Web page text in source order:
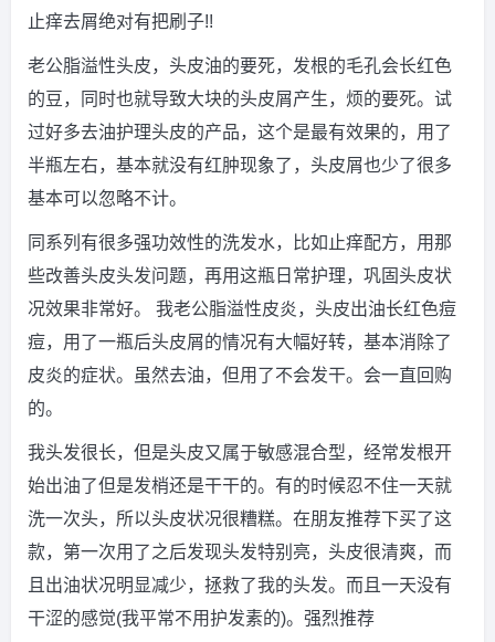
止痒去屑绝对有把刷子!!
老公脂溢性头皮，头皮油的要死，发根的毛孔会长红色
的豆，同时也就导致大块的头皮屑产生，烦的要死。试
过好多去油护理头皮的产品，这个是最有效果的，用了
半瓶左右，基本就没有红肿现象了，头皮屑也少了很多
基本可以忽略不计。
同系列有很多强功效性的洗发水，比如止痒配方，用那
些改善头皮头发问题，再用这瓶日常护理，巩固头皮状
况效果非常好。 我老公脂溢性皮炎，头皮出油长红色痘
痘，用了一瓶后头皮屑的情况有大幅好转，基本消除了
皮炎的症状。虽然去油，但用了不会发干。会一直回购
的。
我头发很长，但是头皮又属于敏感混合型，经常发根开
始出油了但是发梢还是干干的。有的时候忍不住一天就
洗一次头，所以头皮状况很糟糕。在朋友推荐下买了这
款，第一次用了之后发现头发特别亮，头皮很清爽，而
且出油状况明显减少，拯救了我的头发。而且一天没有
干涩的感觉(我平常不用护发素的)。强烈推荐